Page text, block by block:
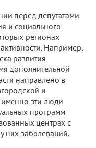
перед депутатами
и социального
регионах
Например,
развития
дополнительной
направлено в
и
именно эти люди
программ
центрах с
них заболеваний.